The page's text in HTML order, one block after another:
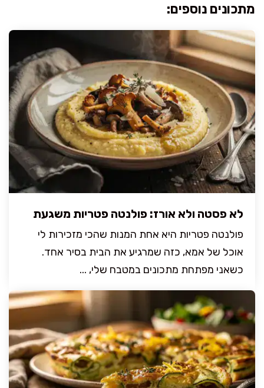
מתכונים נוספים:
לא פסטה ולא אורז: פולנטה פטריות משגעת
פולנטה פטריות היא אחת המנות שהכי מזכירות לי
אוכל של אמא, כזה שמרגיע את הבית בסיר אחד.
כשאני מפתחת מתכונים במטבח שלי, ...